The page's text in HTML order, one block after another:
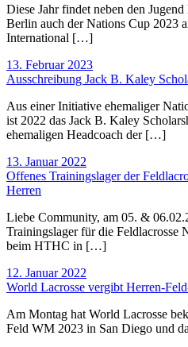
Diese Jahr findet neben den
Berlin auch der Nations Cup 2023
International […]
13. Februar 2023
Ausschreibung Jack B. Kaley
Aus einer Initiative ehemaliger
ist 2022 das Jack B. Kaley
ehemaligen Headcoach der […]
13. Januar 2022
Offenes Trainingslager der
Herren
Liebe Community, am 05. &
Trainingslager für die Feldlacrosse
beim HTHC in […]
12. Januar 2022
World Lacrosse vergibt Herren-
Am Montag hat World Lacrosse
Feld WM 2023 in San Diego und